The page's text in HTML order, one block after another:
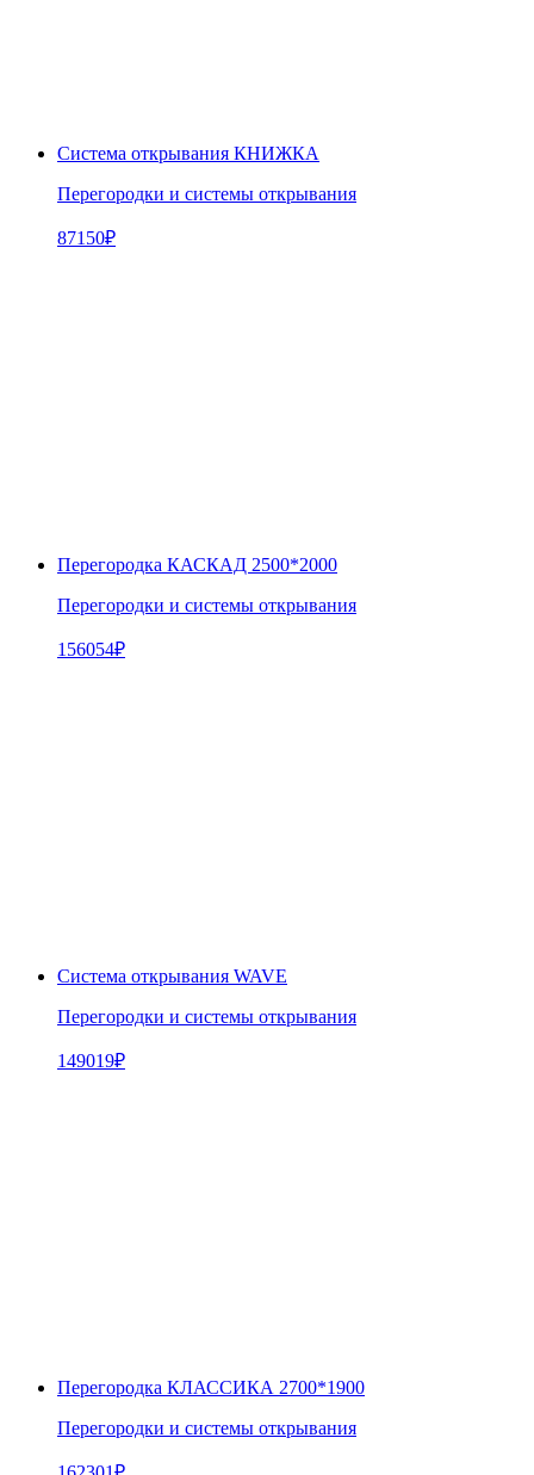
Система открывания КНИЖКА
Перегородки и системы открывания
87150₽
Перегородка КАСКАД 2500*2000
Перегородки и системы открывания
156054₽
Система открывания WAVE
Перегородки и системы открывания
149019₽
Перегородка КЛАССИКА 2700*1900
Перегородки и системы открывания